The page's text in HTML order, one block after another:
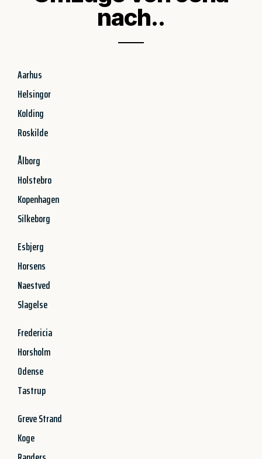
nach..
Aarhus
Helsingor
Kolding
Roskilde
Ålborg
Holstebro
Kopenhagen
Silkeborg
Esbjerg
Horsens
Naestved
Slagelse
Fredericia
Horsholm
Odense
Tastrup
Greve Strand
Koge